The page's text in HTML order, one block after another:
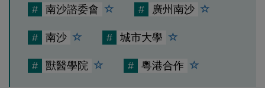
# 南沙諮委會 # 廣州南沙
# 南沙 # 城市大學
# 獸醫學院 # 粵港合作